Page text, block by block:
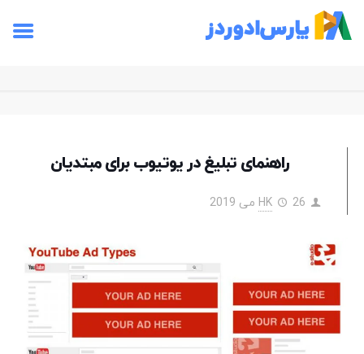
راهنمای تبلیغ در یوتیوب برای مبتدیان
HK 26 می 2019